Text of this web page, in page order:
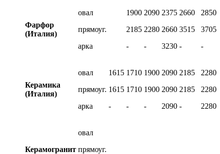
Фарфор
(Италия)
овал
прямоуг.
арка
1900
2185
-
2090
2280
-
2375
2660
3230
2660
3515
-
2850
3705
-
Керамика
(Италия)
овал
прямоуг.
арка
1615
1615
-
1710
1710
-
1900
1900
-
2090
2090
2090
2185
2185
-
2280
2280
2280
Керамогранит
овал
прямоуг.